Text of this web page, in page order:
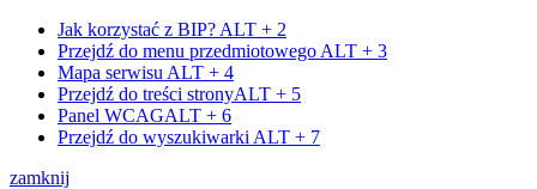
Jak korzystać z BIP? ALT + 2
Przejdź do menu przedmiotowego ALT + 3
Mapa serwisu ALT + 4
Przejdź do treści stronyALT + 5
Panel WCAGALT + 6
Przejdź do wyszukiwarki ALT + 7
zamknij